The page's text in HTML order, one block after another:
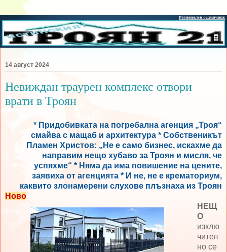
14 август 2024
Невиждан траурен комплекс отвори
врати в Троян
* Придобивката на погребална агенция „Троя“
смайва с мащаб и архитектура * Собственикът
Пламен Христов: „Не е само бизнес, искахме да
направим нещо хубаво за Троян и мисля, че
успяхме“ * Няма да има повишение на цените,
заявиха от агенцията * И не, не е крематориум,
каквито злонамерени слухове плъзнаха из Троян
Ново
НЕЩ
О
изклю
чител
но се